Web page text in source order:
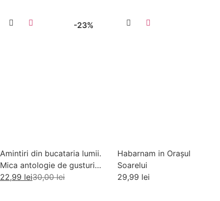
-23%
Amintiri din bucataria lumii.
Mica antologie de gusturi,
stari si gustari
30,00lei
22,99 lei
Habarnam in Orașul
Soarelui
29,99 lei